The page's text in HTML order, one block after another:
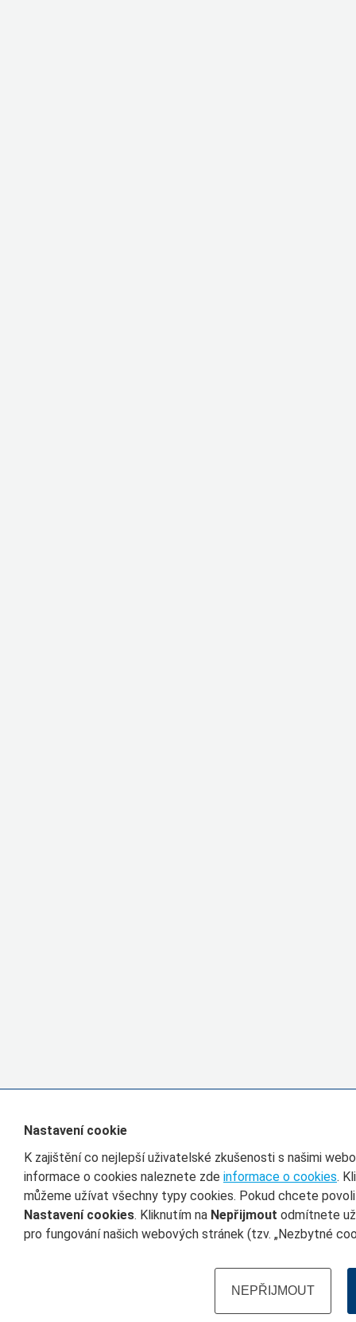
Nastavení cookie
K zajištění co nejlepší uživatelské zkušenosti s našimi
informace o cookies naleznete zde informace o cookies.
můžeme užívat všechny typy cookies. Pokud chcete
Nastavení cookies. Kliknutím na Nepřijmout odmítnete
pro fungování našich webových stránek (tzv. „Nezbytné
NEPŘIJMOUT